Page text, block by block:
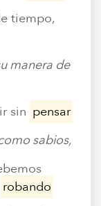
tiempo,
manera de
sin pensar
sabios,
robando